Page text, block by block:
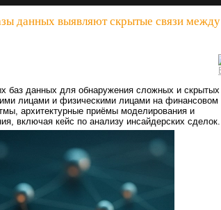
данных выявляют скрытые связи между
баз данных для обнаружения сложных и скрытых
лицами и физическими лицами на финансовом
архитектурные приёмы моделирования и
включая кейс по анализу инсайдерских сделок.